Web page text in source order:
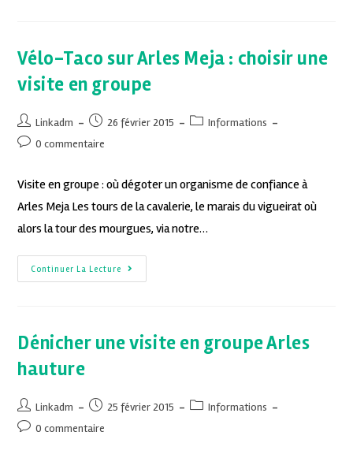
Vélo-Taco sur Arles Meja : choisir une
visite en groupe
Linkadm 26 février 2015
Informations
0 commentaire
Visite en groupe : où dégoter un organisme de confiance à
Arles Meja Les tours de la cavalerie, le marais du vigueirat où
alors la tour des mourgues, via notre…
Continuer La Lecture
Dénicher une visite en groupe Arles
hauture
Linkadm 25 février 2015
Informations
0 commentaire